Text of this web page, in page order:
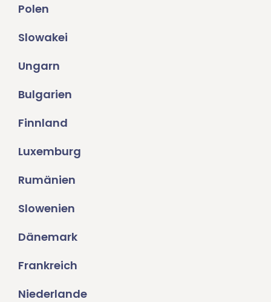
Polen
Slowakei
Ungarn
Bulgarien
Finnland
Luxemburg
Rumänien
Slowenien
Dänemark
Frankreich
Niederlande